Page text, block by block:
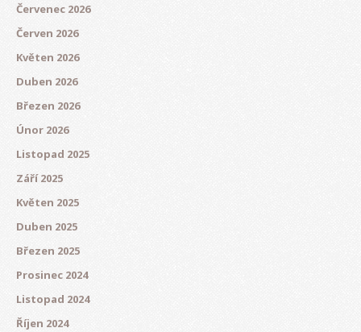
Červenec 2026
Červen 2026
Květen 2026
Duben 2026
Březen 2026
Únor 2026
Listopad 2025
Září 2025
Květen 2025
Duben 2025
Březen 2025
Prosinec 2024
Listopad 2024
Říjen 2024